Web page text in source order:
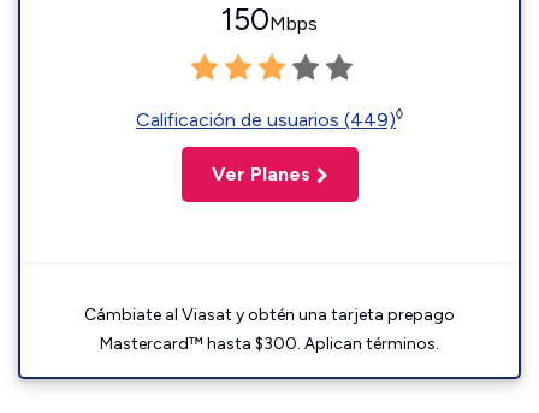
150Mbps
Calificación de usuarios (449)◊
Ver Planes
Cámbiate al Viasat y obtén una tarjeta prepago
Mastercard™ hasta $300. Aplican términos.